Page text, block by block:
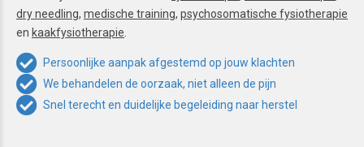
dry needling, medische training, psychosomatische fysiotherapie
en kaakfysiotherapie
Persoonlijke aanpak afgestemd op jouw klachten
We behandelen de oorzaak, niet alleen de pijn
Snel terecht en duidelijke begeleiding naar herstel